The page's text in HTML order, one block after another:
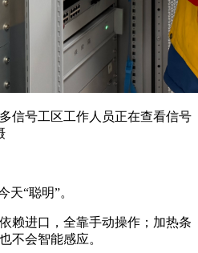
号工区工作人员正在查看信号
“聪明”。
进口，全靠手动操作；加热条
不会智能感应。